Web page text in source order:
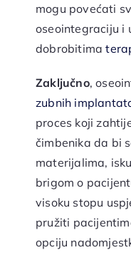
mogu povećati
oseointegraciju i
dobrobitima
Zaključno,
zubnih
proces koji
čimbenika da bi
materijalima,
brigom o
visoku stopu
pružiti
opciju